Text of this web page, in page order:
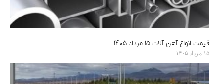
قیمت انواع آهن آلات ۱۵ مرداد ۱۴۰۵
۱۵ مرداد ۱۴۰۵